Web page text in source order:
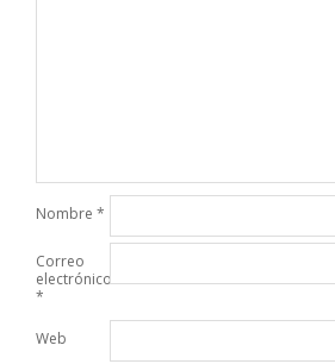
Nombre *
Correo
electrónico
*
Web